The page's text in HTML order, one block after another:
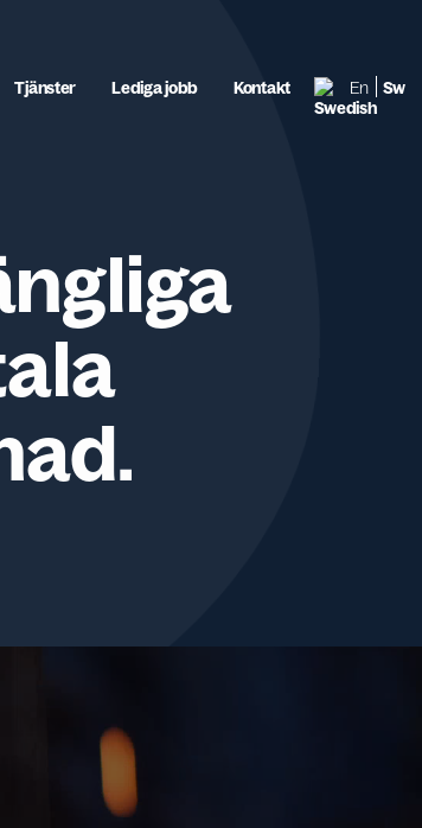
Tjänster Lediga jobb Kontakt En Sw